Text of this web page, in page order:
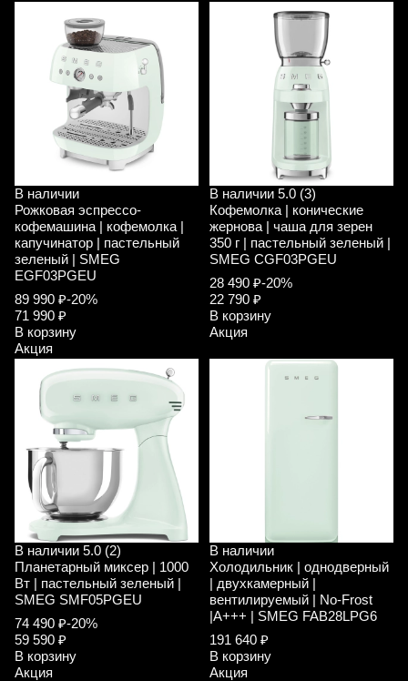
В наличии
Рожковая эспрессо-
кофемашина | кофемолка |
капучинатор | пастельный
зеленый | SMEG
EGF03PGEU
89 990 ₽-20%
71 990 ₽
В корзину
Акция
В наличии 5.0 (3)
Кофемолка | конические
жернова | чаша для зерен
350 г | пастельный зеленый |
SMEG CGF03PGEU
28 490 ₽-20%
22 790 ₽
В корзину
Акция
В наличии 5.0 (2)
Планетарный миксер | 1000
Вт | пастельный зеленый |
SMEG SMF05PGEU
74 490 ₽-20%
59 590 ₽
В корзину
Акция
В наличии
Холодильник | однодверный
| двухкамерный |
вентилируемый | No-Frost
|A+++ | SMEG FAB28LPG6
191 640 ₽
В корзину
Акция